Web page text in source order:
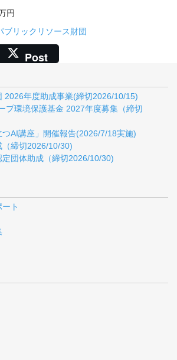
円
ブリックリソース財団
Post
2026年度助成事業(締切2026/10/15)
プ環境保護基金 2027年度募集（締切
つAI講座」開催報告(2026/7/18実施)
締切2026/10/30)
定団体助成（締切2026/10/30)
ト